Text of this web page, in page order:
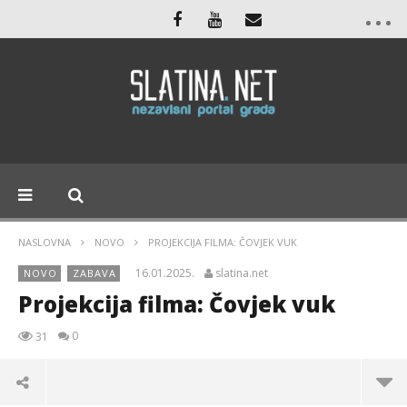
NASLOVNA NOVO PROJEKCIJA FILMA: ČOVJEK VUK
NOVO ZABAVA 16.01.2025. slatina.net
Projekcija filma: Čovjek vuk
31 0